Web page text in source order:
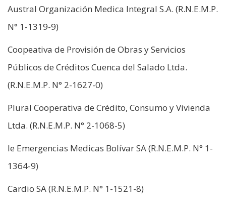
Austral Organización Medica Integral S.A. (R.N.E.M.P.
N° 1-1319-9)
Coopeativa de Provisión de Obras y Servicios
Públicos de Créditos Cuenca del Salado Ltda.
(R.N.E.M.P. N° 2-1627-0)
Plural Cooperativa de Crédito, Consumo y Vivienda
Ltda. (R.N.E.M.P. N° 2-1068-5)
Ie Emergencias Medicas Bolívar SA (R.N.E.M.P. N° 1-
1364-9)
Cardio SA (R.N.E.M.P. N° 1-1521-8)